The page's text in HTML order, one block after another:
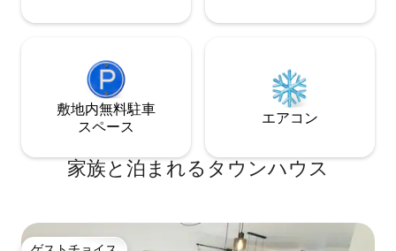
敷地内無料駐⁠車
ス⁠ペ⁠ー⁠ス
エアコン
家族と泊まれるタウンハウス